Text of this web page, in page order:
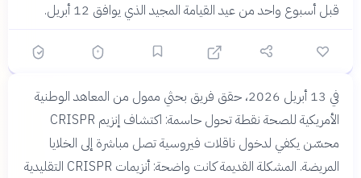
قبل أسبوع واحد من عيد القيامة المجيد الذي يوافق 12 أبريل.
قبل 3 أشهر دهشة خلاصة
إنزيم صغير يفتح باب
الجينات داخل الجسد
في 13 أبريل 2026، حقق فريق بحثي ممول من المعاهد الوطنية
الأمريكية للصحة نقطة تحول حاسمة: اكتشاف إنزيم CRISPR
محسّن يكفي لدخول ناقلات فيروسية تصل مباشرة إلى الخلايا
المريضة. المشكلة القديمة كانت واضحة: أنزيمات CRISPR التقليدية